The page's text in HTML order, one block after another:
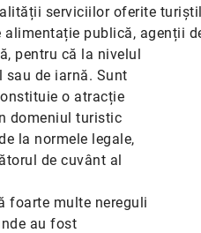
serviciilor oferite
publică, agenții
pentru că la nivelul
de iarnă. Sunt
o atracție
domeniul turistic
la normele legale,
de cuvânt al
foarte multe nereguli
au fost